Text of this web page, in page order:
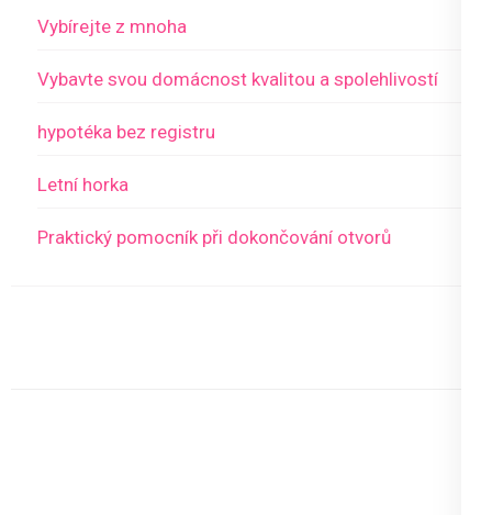
Vybírejte z mnoha
Vybavte svou domácnost kvalitou a spolehlivostí
hypotéka bez registru
Letní horka
Praktický pomocník při dokončování otvorů